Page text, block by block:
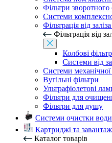
Фільтри зворотного
Системи
Фільтрація від
Фільтрація від
Колбові
Системи від
Системи
Вугільні фільтри
Ультрафіолетові
Фільтри для
Фільтри для душу
Системи очистки
Картриджі та
Каталог товарів